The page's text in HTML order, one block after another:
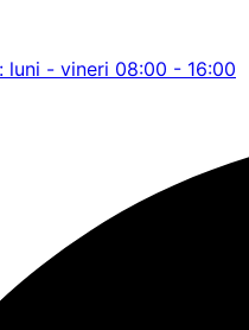
luni - vineri 08:00 - 16:00